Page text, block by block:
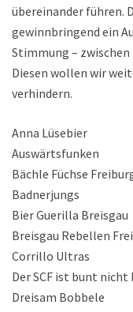
übereinander führen.
gewinnbringend ein
Stimmung – zwischen
Diesen wollen wir
verhindern.
Anna Lüsebier
Auswärtsfunken
Bächle Füchse
Badnerjungs
Bier Guerilla Breisgau
Breisgau Rebellen
Corrillo Ultras
Der SCF ist bunt nicht
Dreisam Bobbele